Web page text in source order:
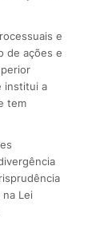
e
de ações e
institui a
tem
Lei